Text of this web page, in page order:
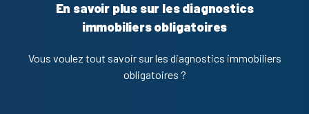
En savoir plus sur les diagnostics
immobiliers obligatoires
Vous voulez tout savoir sur les diagnostics immobiliers
obligatoires ?